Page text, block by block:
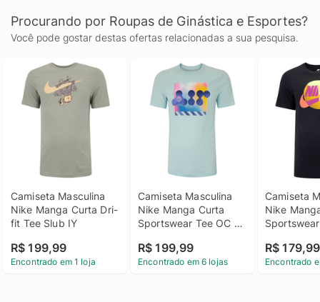
Procurando por Roupas de Ginástica e Esportes?
Você pode gostar destas ofertas relacionadas a sua pesquisa.
Camiseta Masculina
Nike Manga Curta Dri-
fit Tee Slub IY
R$ 199,99
Encontrado em 1 loja
Camiseta Masculina
Nike Manga Curta
Sportswear Tee OC
R$ 199,99
Encontrado em 6 lojas
Camiseta
Nike
R$ 179,99
Encontrado